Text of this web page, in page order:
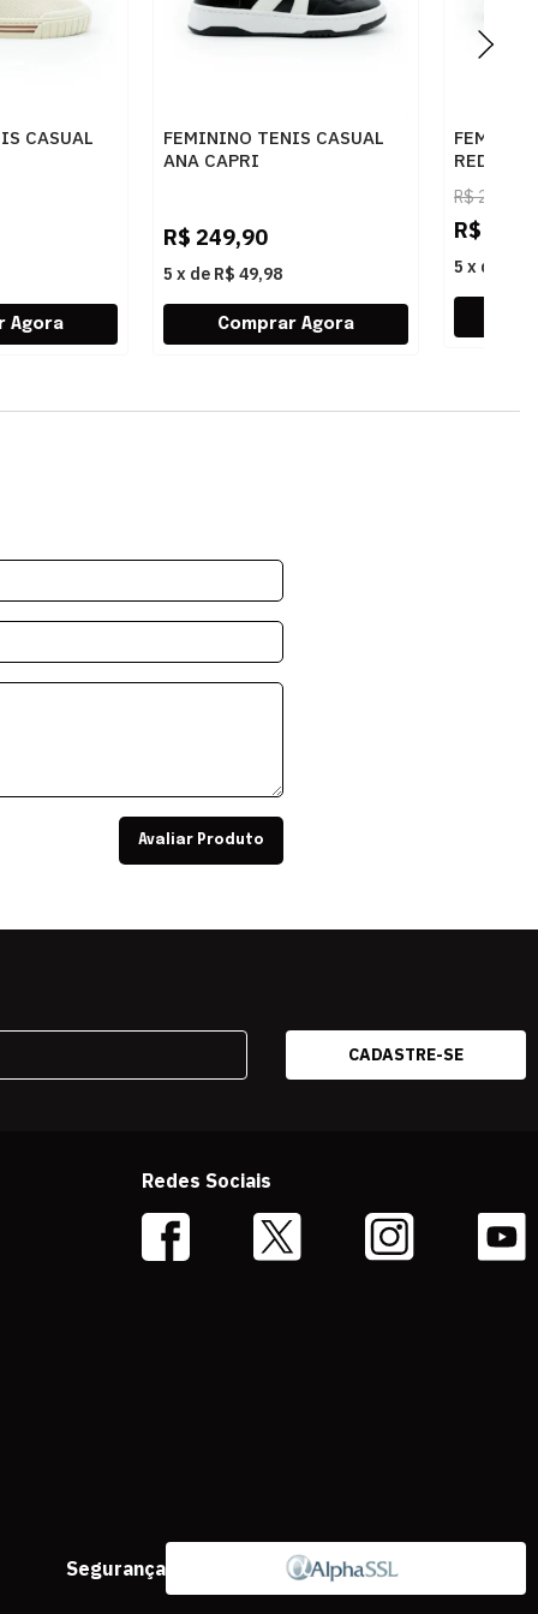
CASUAL
FEMININO TENIS CASUAL
ANA CAPRI
R$ 249,90
5 x de R$ 49,98
PEROLA
R$209,90
R$
5 x de
Avaliar Produto
Redes Sociais
Segurança